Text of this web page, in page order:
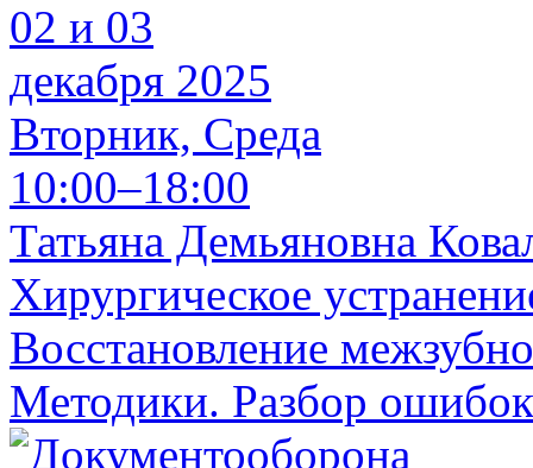
02 и 03
декабря 2025
Вторник, Среда
10:00–18:00
Татьяна Демьяновна
Хирургическое
Восстановление
Методики. Разбор